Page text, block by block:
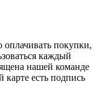
покупки,
каждый
нашей команде
карте есть подпись